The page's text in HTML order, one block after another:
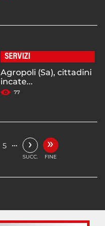
SERVIZI
Agropoli (Sa), cittadini
incate...
77
5 … ›
SUCC.
»
FINE